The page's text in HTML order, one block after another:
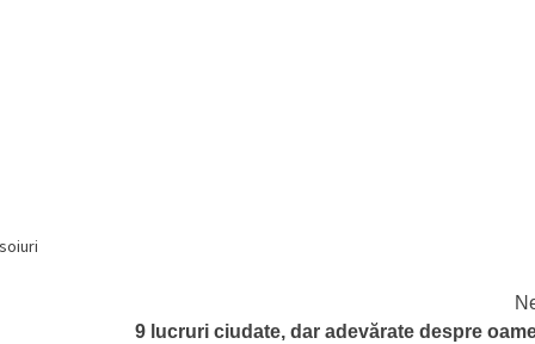
soiuri
9 lucruri ciudate, dar adevărate despre